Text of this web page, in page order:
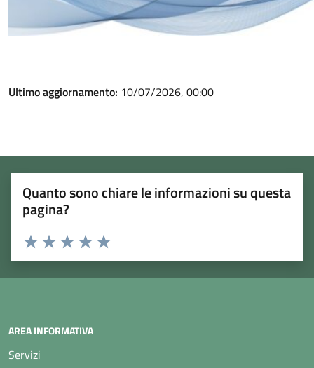
Ultimo aggiornamento: 10/07/2026, 00:00
Quanto sono chiare le informazioni su questa
pagina?
Rating:
Valuta 5 stelle su 5
Valuta 4 stelle su 5
Valuta 3 stelle su 5
Valuta 2 stelle su 5
Valuta 1 stelle su 5
AREA INFORMATIVA
Servizi